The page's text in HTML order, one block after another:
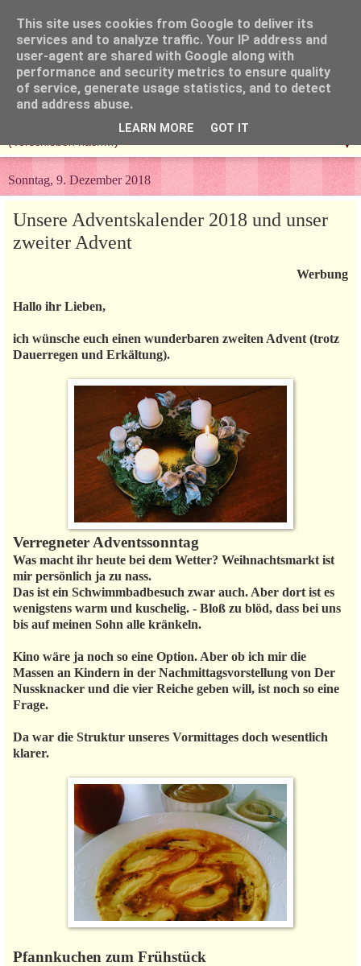
▼
Sonntag, 9. Dezember 2018
Unsere Adventskalender 2018 und unser
zweiter Advent
Werbung
Hallo ihr Lieben,
ich wünsche euch einen wunderbaren zweiten Advent (trotz
Dauerregen und Erkältung).
Verregneter Adventssonntag
Was macht ihr heute bei dem Wetter? Weihnachtsmarkt ist
mir persönlich ja zu nass.
Das ist ein Schwimmbadbesuch zwar auch. Aber dort ist es
wenigstens warm und kuschelig. - Bloß zu blöd, dass bei uns
bis auf meinen Sohn alle kränkeln.
Kino wäre ja noch so eine Option. Aber ob ich mir die
Massen an Kindern in der Nachmittagsvorstellung von Der
Nussknacker und die vier Reiche geben will, ist noch so eine
Frage.
Da war die Struktur unseres Vormittages doch wesentlich
klarer.
Pfannkuchen zum Frühstück
This site uses cookies from Google to deliver its
services and to analyze traffic. Your IP address and
user-agent are shared with Google along with
performance and security metrics to ensure quality
of service, generate usage statistics, and to detect
and address abuse.
LEARN MORE GOT IT